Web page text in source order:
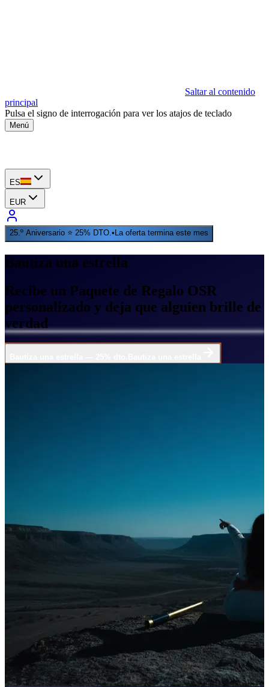
Saltar al contenido
principal
Pulsa el signo de interrogación para ver los atajos de teclado
Menú
ES
EUR
25.º Aniversario ⭐ 25% DTO.• La oferta termina este mes
Bautiza una estrella
Recibe un Paquete de Regalo OSR
personalizado y deja que alguien brille de
verdad